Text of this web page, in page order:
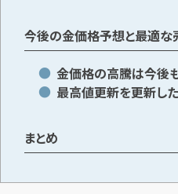
今後の金価格予想と最適な
金価格の高騰は今後
最高値更新を更新し
まとめ